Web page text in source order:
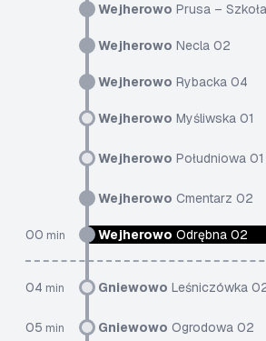
Wejherowo Prusa –
Wejherowo Necla 02
Wejherowo Rybacka 04
Wejherowo Myśliwska 01
Wejherowo Południowa 01
Wejherowo Cmentarz 02
00 min Wejherowo Odrębna 02
04 min Gniewowo Leśniczówka
05 min Gniewowo Ogrodowa 02